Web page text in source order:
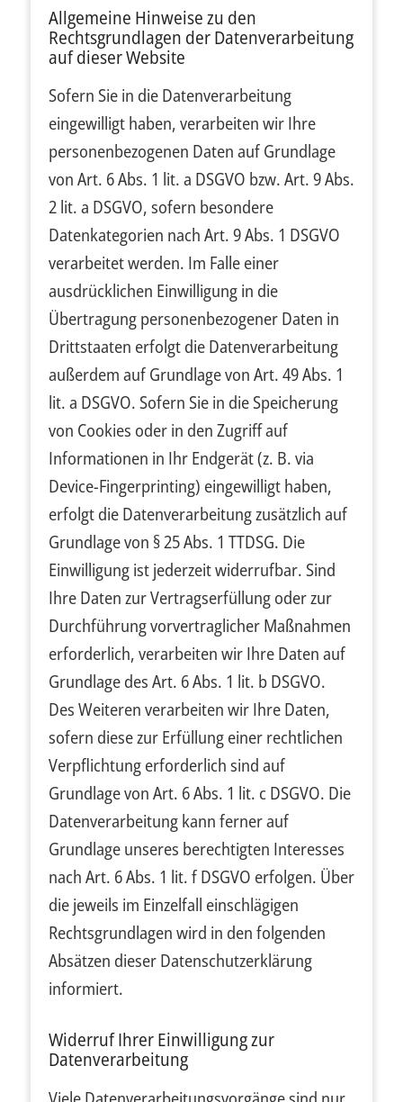
Allgemeine Hinweise zu den
Rechtsgrundlagen der Datenverarbeitung
auf dieser Website
Sofern Sie in die Datenverarbeitung
eingewilligt haben, verarbeiten wir Ihre
personenbezogenen Daten auf Grundlage
von Art. 6 Abs. 1 lit. a DSGVO bzw. Art. 9 Abs.
2 lit. a DSGVO, sofern besondere
Datenkategorien nach Art. 9 Abs. 1 DSGVO
verarbeitet werden. Im Falle einer
ausdrücklichen Einwilligung in die
Übertragung personenbezogener Daten in
Drittstaaten erfolgt die Datenverarbeitung
außerdem auf Grundlage von Art. 49 Abs. 1
lit. a DSGVO. Sofern Sie in die Speicherung
von Cookies oder in den Zugriff auf
Informationen in Ihr Endgerät (z. B. via
Device-Fingerprinting) eingewilligt haben,
erfolgt die Datenverarbeitung zusätzlich auf
Grundlage von § 25 Abs. 1 TTDSG. Die
Einwilligung ist jederzeit widerrufbar. Sind
Ihre Daten zur Vertragserfüllung oder zur
Durchführung vorvertraglicher Maßnahmen
erforderlich, verarbeiten wir Ihre Daten auf
Grundlage des Art. 6 Abs. 1 lit. b DSGVO.
Des Weiteren verarbeiten wir Ihre Daten,
sofern diese zur Erfüllung einer rechtlichen
Verpflichtung erforderlich sind auf
Grundlage von Art. 6 Abs. 1 lit. c DSGVO. Die
Datenverarbeitung kann ferner auf
Grundlage unseres berechtigten Interesses
nach Art. 6 Abs. 1 lit. f DSGVO erfolgen. Über
die jeweils im Einzelfall einschlägigen
Rechtsgrundlagen wird in den folgenden
Absätzen dieser Datenschutzerklärung
informiert.
Widerruf Ihrer Einwilligung zur
Datenverarbeitung